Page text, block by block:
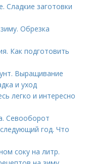
Сладкие заготовки
Обрезка
Как подготовить
Выращивание
и уход
легко и интересно
Севооборот
год. Что
соку на литр.